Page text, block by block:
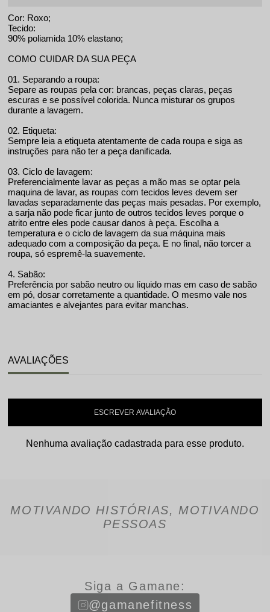
Cor: Roxo;
Tecido:
90% poliamida 10% elastano;
COMO CUIDAR DA SUA PEÇA
01. Separando a roupa:
Separe as roupas pela cor: brancas, peças claras, peças
escuras e se possível colorida. Nunca misturar os grupos
durante a lavagem.
02. Etiqueta:
Sempre leia a etiqueta atentamente de cada roupa e siga as
instruções para não ter a peça danificada.
03. Ciclo de lavagem:
Preferencialmente lavar as peças a mão mas se optar pela
maquina de lavar, as roupas com tecidos leves devem ser
lavadas separadamente das peças mais pesadas. Por exemplo,
a sarja não pode ficar junto de outros tecidos leves porque o
atrito entre eles pode causar danos à peça. Escolha a
temperatura e o ciclo de lavagem da sua máquina mais
adequado com a composição da peça. E no final, não torcer a
roupa, só espremê-la suavemente.
4. Sabão:
Preferência por sabão neutro ou líquido mas em caso de sabão
em pó, dosar corretamente a quantidade. O mesmo vale nos
amaciantes e alvejantes para evitar manchas.
AVALIAÇÕES
ESCREVER AVALIAÇÃO
Nenhuma avaliação cadastrada para esse produto.
MOTIVANDO HISTÓRIAS, MOTIVANDO
PESSOAS
Siga a Gamane:
@gamanefitness